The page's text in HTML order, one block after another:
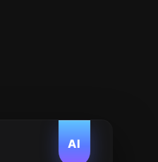
AI